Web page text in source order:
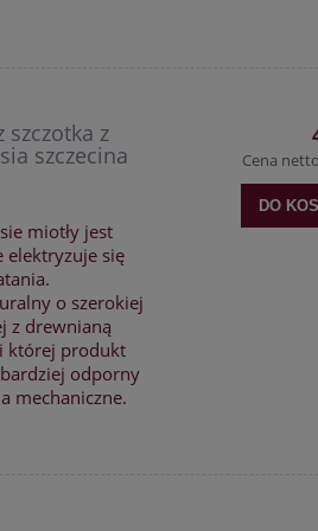
szczotka z
szczecina
miotły jest
elektryzuje się
o szerokiej
z drewnianą
której produkt
odporny
mechaniczne.
Cena
DO